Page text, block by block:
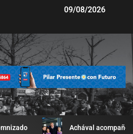
09/08/2026
Achával acompañó una jornada